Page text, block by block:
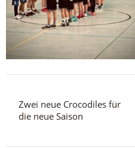
Zwei neue Crocodiles für
die neue Saison